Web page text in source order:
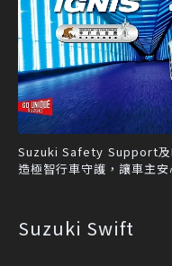
Suzuki Safety Support及
造極智行車守護，讓車主
Suzuki Swift